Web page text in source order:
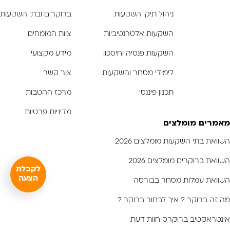
לקבלת
הצעה
ניהול תיקי השקעות
השקעות אלטרנטיביות
השקעות פנסיה וחיסכון
לימודי מסחר והשקעות
תכנון פיננסי
ברוקרים ובתי השקעות
צוות המומחים
מידע מקצועי
צור קשר
מרכז ההטבות
מדיניות פרטיות
מאמרים מומלצים
השוואת בתי השקעות מומלצים 2026
השוואת ברוקרים מומלצים 2026
השוואת עמלות מסחר בבורסה
מה זה ברוקר ? איך לבחור ברוקר ?
אינטראקטיב ברוקרס חוות דעת